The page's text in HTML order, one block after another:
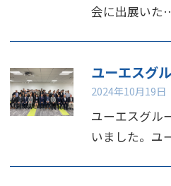
会に出展いた
2024年10月19日
ユーエスグル
いました。ユ